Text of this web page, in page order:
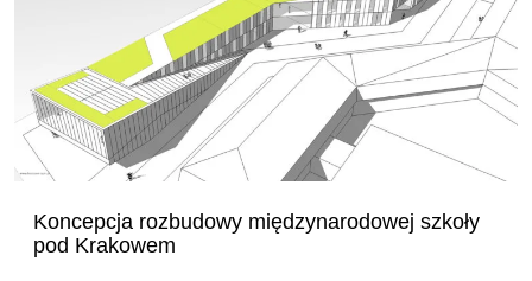
Koncepcja rozbudowy międzynarodowej szkoły
pod Krakowem